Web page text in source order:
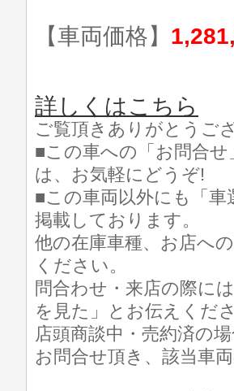
【車両価格】
詳しくはこちら
ご覧頂きありがとうご
■この車への「お問合せ
は、お気軽にどうぞ!
■この車両以外にも「
掲載しております。
他の在庫車種、お店へ
ください。
問合わせ・来店の際に
を見た」とお伝えくださ
店頭商談中・売約済の
お問合せ頂き、該当車